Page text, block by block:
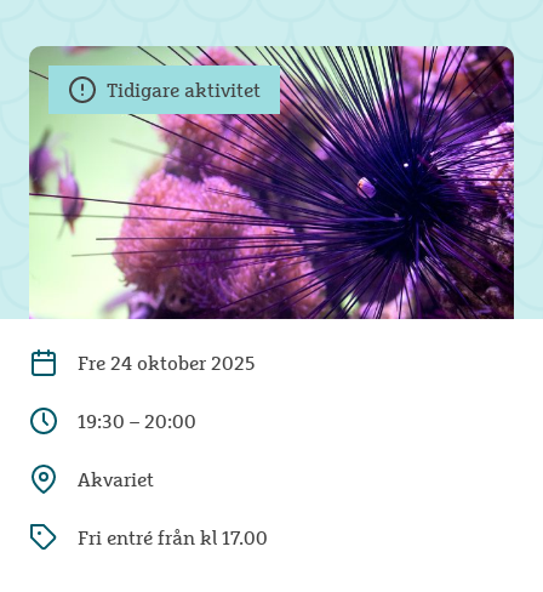
Tidigare aktivitet
Fre 24 oktober 2025
19:30 – 20:00
Akvariet
Fri entré från kl 17.00